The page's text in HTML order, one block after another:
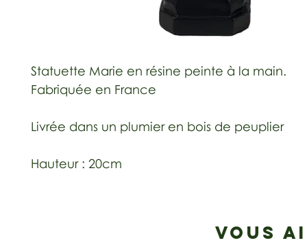
Statuette Marie en résine peinte à la main.
Fabriquée en France
Livrée dans un plumier en bois de peuplier
Hauteur : 20cm
VOUS